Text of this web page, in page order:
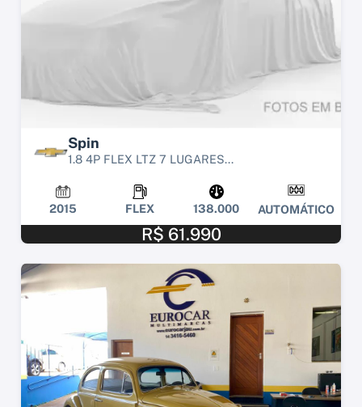
Spin
1.8 4P FLEX LTZ 7 LUGARES...
2015 FLEX 138.000 AUTOMÁTICO
R$ 61.990